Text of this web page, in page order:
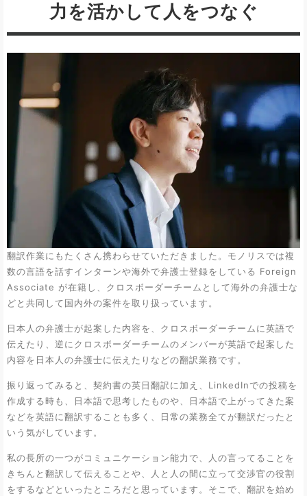
力を活かして人をつなぐ
翻訳作業にもたくさん携わらせていただきました。モノリスでは複
数の言語を話すインターンや海外で弁護士登録をしている Foreign
Associate が在籍し、クロスボーダーチームとして海外の弁護士な
どと共同して国内外の案件を取り扱っています。
日本人の弁護士が起案した内容を、クロスボーダーチームに英語で
伝えたり、逆にクロスボーダーチームのメンバーが英語で起案した
内容を日本人の弁護士に伝えたりなどの翻訳業務です。
振り返ってみると、契約書の英日翻訳に加え、LinkedInでの投稿を
作成する時も、日本語で思考したものや、日本語で上がってきた案
などを英語に翻訳することも多く、日常の業務全てが翻訳だったと
いう気がしています。
私の長所の一つがコミュニケーション能力で、人の言ってることを
きちんと翻訳して伝えることや、人と人の間に立って交渉官の役割
をするなどといったところだと思っています。そこで、翻訳を始め